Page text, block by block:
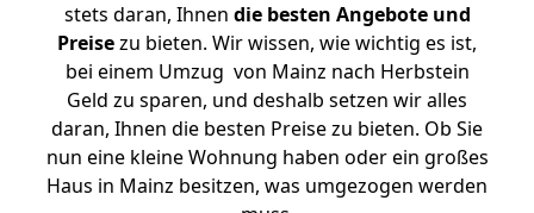
stets daran, Ihnen die besten Angebote und
Preisezu bieten. Wir wissen, wie wichtig es ist,
bei einem Umzug von Mainz nach Herbstein
Geld zu sparen, und deshalb setzen wir alles
daran, Ihnen die besten Preise zu bieten. Ob Sie
nun eine kleine Wohnung haben oder ein großes
Haus in Mainz besitzen, was umgezogen werden